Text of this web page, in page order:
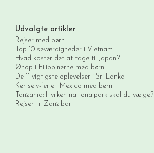
Udvalgte artikler
Rejser med børn
Top 10 seværdigheder i Vietnam
Hvad koster det at tage til Japan?
Øhop i Filippinerne med børn
De 11 vigtigste oplevelser i Sri Lanka
Kør selv-ferie i Mexico med børn
Tanzania: Hvilken nationalpark skal du vælge?
Rejser til Zanzibar